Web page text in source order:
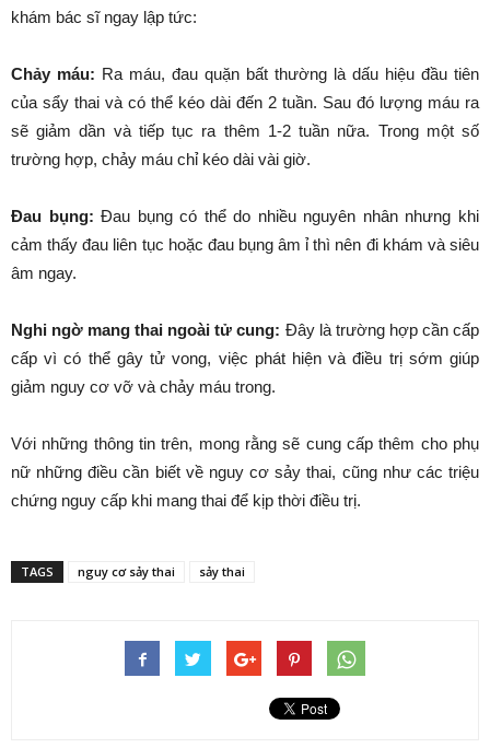
khám bác sĩ ngay lập tức:
Chảy máu: Ra máu, đau quặn bất thường là dấu hiệu đầu tiên
của sẩy thai và có thể kéo dài đến 2 tuần. Sau đó lượng máu ra
sẽ giảm dần và tiếp tục ra thêm 1-2 tuần nữa. Trong một số
trường hợp, chảy máu chỉ kéo dài vài giờ.
Đau bụng: Đau bụng có thể do nhiều nguyên nhân nhưng khi
cảm thấy đau liên tục hoặc đau bụng âm ỉ thì nên đi khám và siêu
âm ngay.
Nghi ngờ mang thai ngoài tử cung: Đây là trường hợp cần cấp
cấp vì có thể gây tử vong, việc phát hiện và điều trị sớm giúp
giảm nguy cơ vỡ và chảy máu trong.
Với những thông tin trên, mong rằng sẽ cung cấp thêm cho phụ
nữ những điều cần biết về nguy cơ sảy thai, cũng như các triệu
chứng nguy cấp khi mang thai để kịp thời điều trị.
TAGS nguy cơ sảy thai sảy thai